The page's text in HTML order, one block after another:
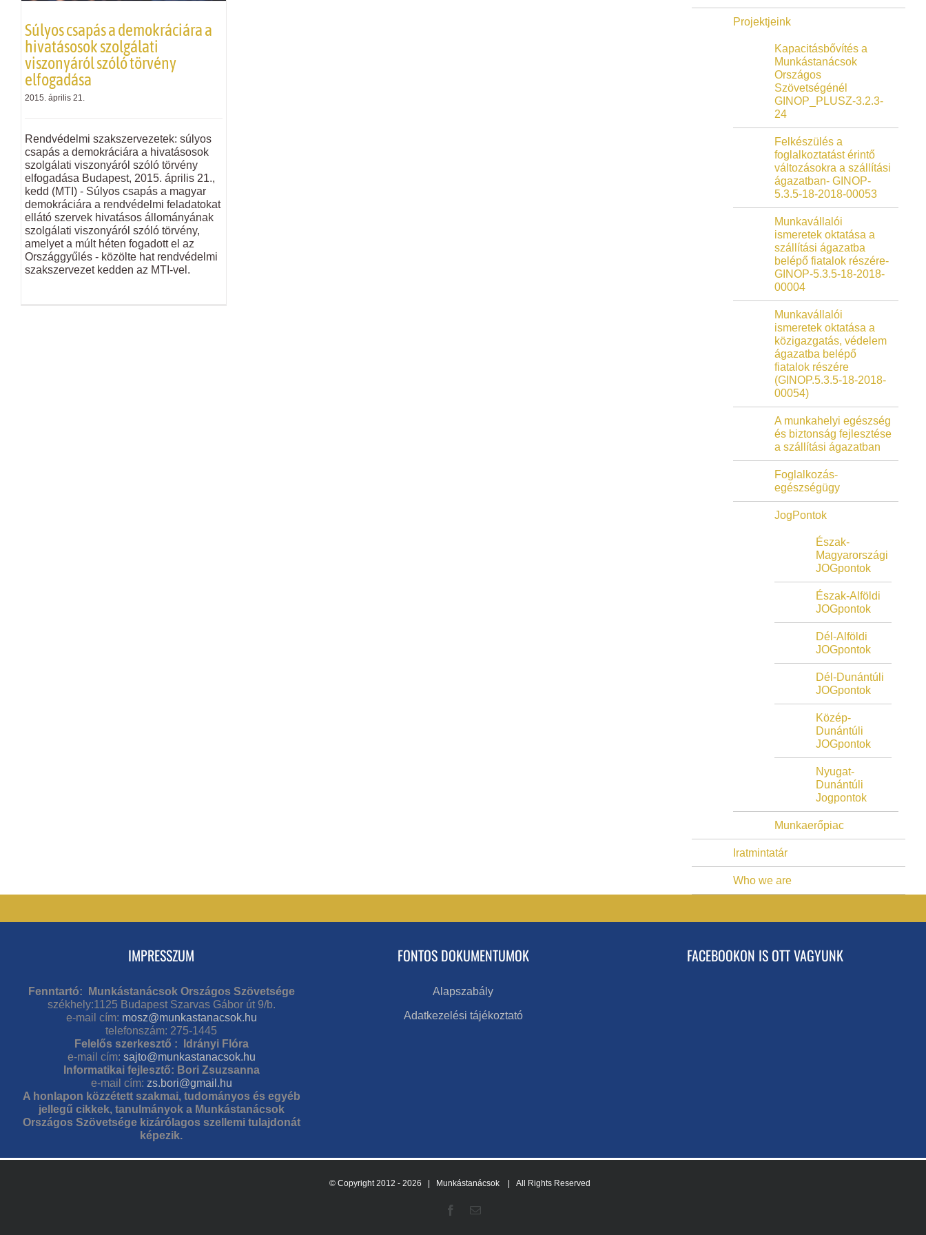
Súlyos csapás a demokráciára a
hivatásosok szolgálati
viszonyáról szóló törvény
elfogadása
2015. április 21.
Rendvédelmi szakszervezetek: súlyos
csapás a demokráciára a hivatásosok
szolgálati viszonyáról szóló törvény
elfogadása Budapest, 2015. április 21.,
kedd (MTI) - Súlyos csapás a magyar
demokráciára a rendvédelmi feladatokat
ellátó szervek hivatásos állományának
szolgálati viszonyáról szóló törvény,
amelyet a múlt héten fogadott el az
Országgyűlés - közölte hat rendvédelmi
szakszervezet kedden az MTI-vel.
Projektjeink
Kapacitásbővítés a
Munkástanácsok
Országos
Szövetségénél
GINOP_PLUSZ-3.2.3-
24
Felkészülés a
foglalkoztatást érintő
változásokra a szállítási
ágazatban- GINOP-
5.3.5-18-2018-00053
Munkavállalói
ismeretek oktatása a
szállítási ágazatba
belépő fiatalok részére-
GINOP-5.3.5-18-2018-
00004
Munkavállalói
ismeretek oktatása a
közigazgatás, védelem
ágazatba belépő
fiatalok részére
(GINOP.5.3.5-18-2018-
00054)
A munkahelyi egészség
és biztonság fejlesztése
a szállítási ágazatban
Foglalkozás-
egészségügy
JogPontok
Észak-
Magyarországi
JOGpontok
Észak-Alföldi
JOGpontok
Dél-Alföldi
JOGpontok
Dél-Dunántúli
JOGpontok
Közép-
Dunántúli
JOGpontok
Nyugat-
Dunántúli
Jogpontok
Munkaerőpiac
Iratmintatár
Who we are
IMPRESSZUM
Fenntartó: Munkástanácsok Országos Szövetsége
székhely:1125 Budapest Szarvas Gábor út 9/b.
e-mail cím: mosz@munkastanacsok.hu
telefonszám: 275-1445
Felelős szerkesztő : Idrányi Flóra
e-mail cím: sajto@munkastanacsok.hu
Informatikai fejlesztő: Bori Zsuzsanna
e-mail cím: zs.bori@gmail.hu
A honlapon közzétett szakmai, tudományos és egyéb
jellegű cikkek, tanulmányok a Munkástanácsok
Országos Szövetsége kizárólagos szellemi tulajdonát
képezik.
FONTOS DOKUMENTUMOK
Alapszabály
Adatkezelési tájékoztató
FACEBOOKON IS OTT VAGYUNK
© Copyright 2012 - 2026 | Munkástanácsok | All Rights Reserved
Facebook
Email